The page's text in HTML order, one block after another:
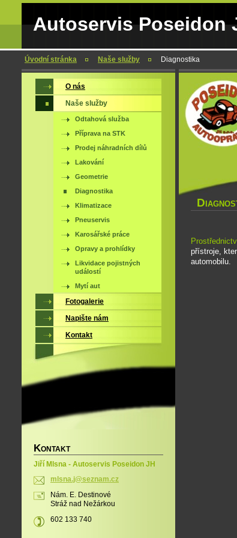
Autoservis Poseidon
Úvodní stránka Naše služby Diagnostika
D
přístroje,
automobilu.
O nás
Naše služby
Odtahová služba
Příprava na STK
Prodej náhradních dílů
Lakování
Geometrie
Diagnostika
Klimatizace
Pneuservis
Karosářské práce
Opravy a prohlídky
Likvidace pojistných
událostí
Mytí aut
Fotogalerie
Napište nám
Kontakt
KONTAKT
Jiří Mlsna - Autoservis Poseidon JH
mlsna.j@seznam.cz
Nám. E. Destinové
Stráž nad Nežárkou
602 133 740